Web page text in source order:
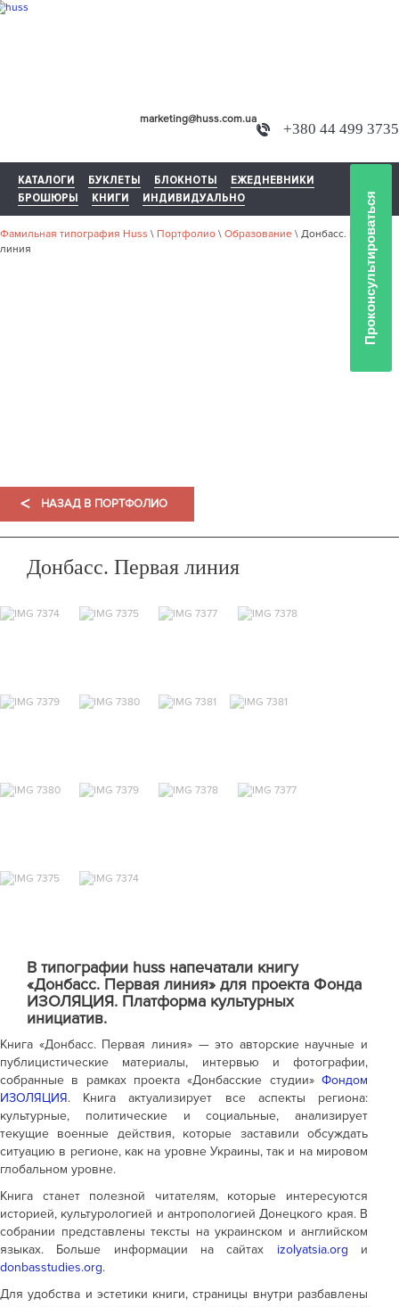
+380 44 499 3735
marketing@huss.com.ua
КАТАЛОГИ БУКЛЕТЫ БЛОКНОТЫ
ЕЖЕДНЕВНИКИ
БРОШЮРЫ
КНИГИ ИНДИВИДУАЛЬНО
Фамильная типография Huss \ Портфолио \ Образование \ Донбасс. Первая
линия
< НАЗАД В ПОРТФОЛИО
Донбасс. Первая линия
В типографии huss напечатали книгу
«Донбасс. Первая линия» для проекта Фонда
ИЗОЛЯЦИЯ. Платформа культурных
инициатив.
Книга «Донбасс. Первая линия» — это авторские научные и
публицистические материалы, интервью и фотографии,
собранные в рамках проекта «Донбасские студии» Фондом
ИЗОЛЯЦИЯ. Книга актуализирует все аспекты региона:
культурные, политические и социальные, анализирует
текущие военные действия, которые заставили обсуждать
ситуацию в регионе, как на уровне Украины, так и на мировом
глобальном уровне.
Книга станет полезной читателям, которые интересуются
историей, культурологией и антропологией Донецкого края. В
собрании представлены тексты на украинском и английском
языках. Больше информации на сайтах izolyatsia.org и
donbasstudies.org.
Для удобства и эстетики книги, страницы внутри разбавлены
Проконсультироваться